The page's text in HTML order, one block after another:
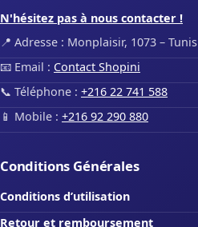
N'hésitez pas à nous contacter !
📍 Adresse : Monplaisir, 1073 – Tunis
📧 Email : Contact Shopini
📞 Téléphone : +216 22 741 588
📱 Mobile : +216 92 290 880
Conditions Générales
Conditions d’utilisation
Retour et remboursement